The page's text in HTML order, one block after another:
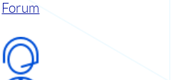
Forum